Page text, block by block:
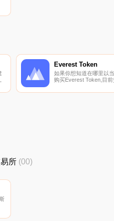
Everest Token
如果你想知道在哪里以
购买Everest Token,目前
货币交易所是Lydia
所 (00)